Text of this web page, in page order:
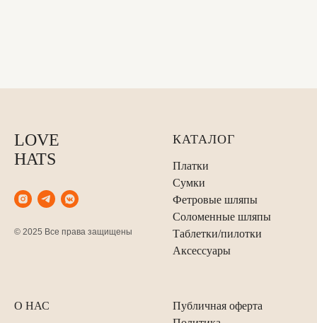
LOVE
HATS
© 2025 Все права защищены
КАТАЛОГ
Платки
Сумки
Фетровые шляпы
Соломенные шляпы
Таблетки/пилотки
Аксессуары
О НАС
Публичная оферта